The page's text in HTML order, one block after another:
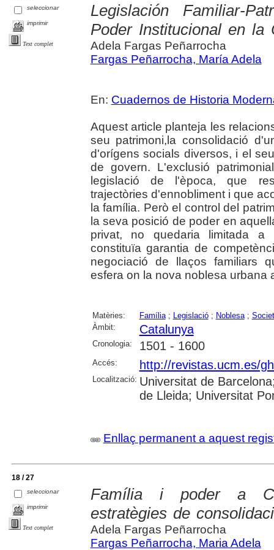
seleccionar
imprimir
Text complet
Legislación Familiar-
Poder Institucional en la
Adela Fargas Peñarrocha
Fargas Peñarrocha, María Adela
En: Cuadernos de Historia
Aquest article planteja les
seu patrimoni,la consolidació
d'orígens socials diversos, i el
de govern. L'exclusió
legislació de l'època, que
trajectòries d'ennobliment i que
la família. Però el control del
la seva posició de poder en
privat, no quedaria limitada a
constituïa garantia de
negociació de llaços familiars
esfera on la nova noblesa urbana
Matèries: Família; Legislació; Noblesa;
Àmbit:
Catalunya
Cronologia: 1501 - 1600
Accés: http://revistas.ucm.es/
Localització: Universitat de
de Lleida; Universitat
Enllaç permanent a aquest
18 / 27
seleccionar
imprimir
Text complet
Família i poder a
estratègies de
Adela Fargas Peñarrocha
Fargas Peñarrocha, Maria Adela